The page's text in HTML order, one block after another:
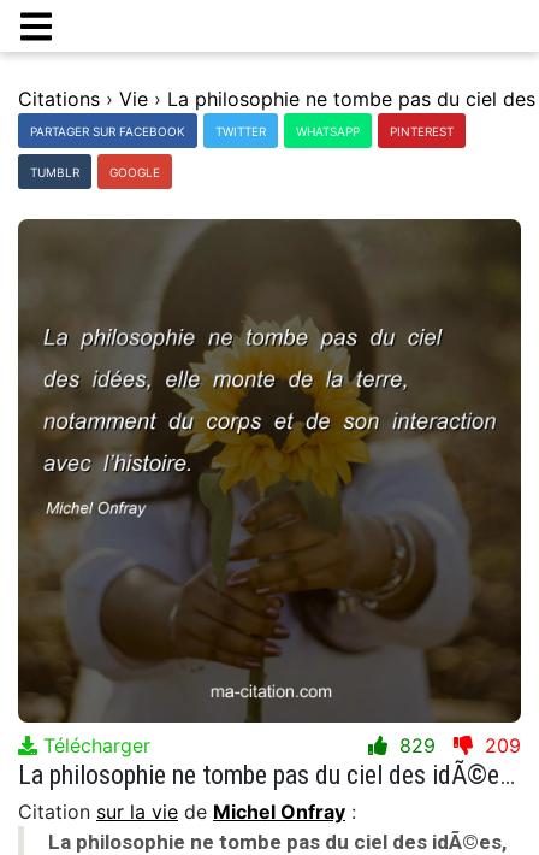
Citations › Vie ›
PARTAGER SUR FACEBOOK TWITTER WHATSAPP PINTEREST
TUMBLR GOOGLE
Télécharger 829 209
La philosophie ne tombe pas du ciel des idÃ©es, elle monte de la terre, notamment du corps et de son interaction avec lâ€™histoire.
Citation sur la vie de Michel Onfray :
La philosophie ne tombe pas du ciel des idÃ©es,